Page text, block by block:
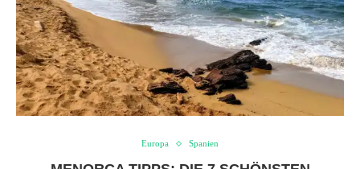
Europa Spanien